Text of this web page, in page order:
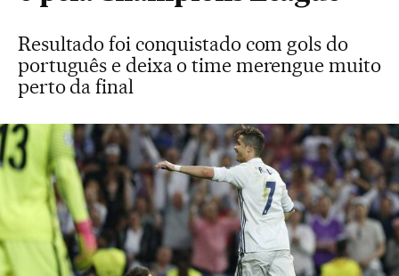
Resultado foi conquistado com gols do
português e deixa o time merengue muito
perto da final